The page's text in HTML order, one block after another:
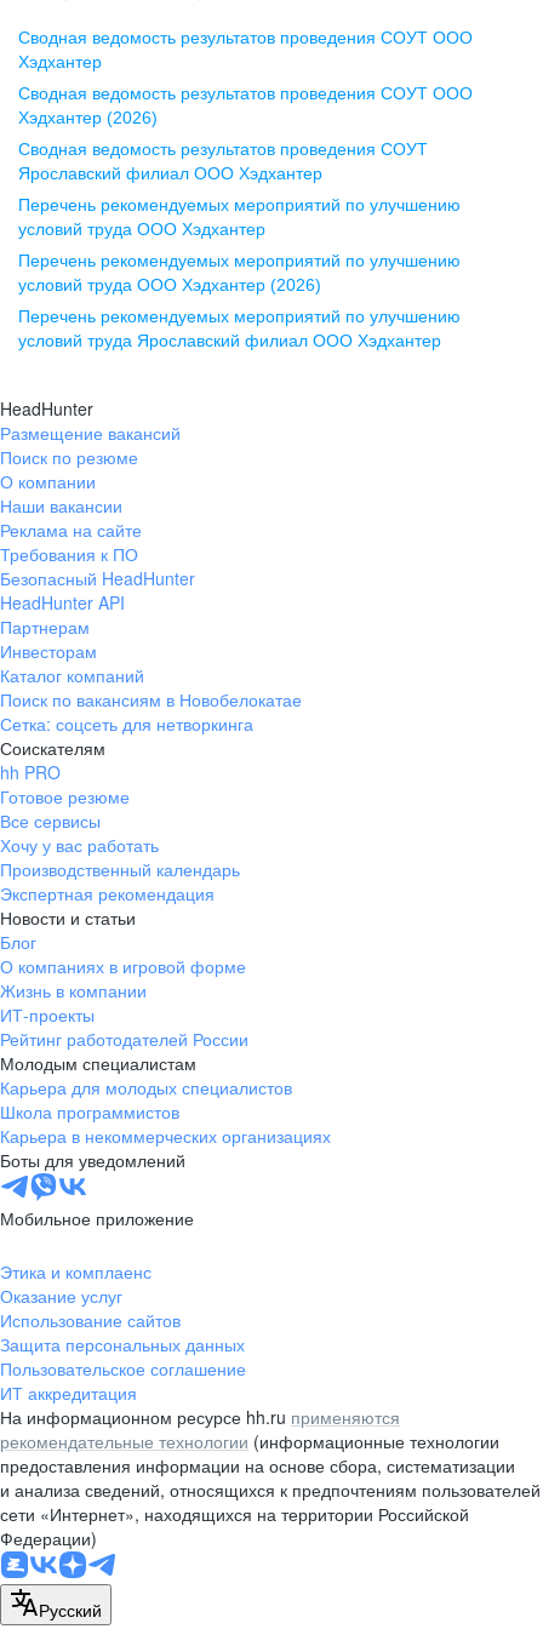
Воронеж
ул. Комиссаржевской, д. 10,
офис 1212
+7 473 280-05-05
pr@vrn.hh.ru
ул. Спартаковская, д. 2А, этаж 3,
помещение 15
+7 843 212-12-50
Екатеринбург
ул. Боевых Дружин, стр. 20,
+7 343 226-79-99
pr@ural.hh.ru
ул. Янковского, д. 169, 7 этаж,
706 каб.
+7 861 205-55-57
pr@krd.hh.ru
Владивосток
пер. Ланинский д. 4, офис 3.4
+7 423 202-33-28
pr@dv.hh.ru
Новосибирск
ул. Большевистская, д. 35,
помещение 21
+7 383 207-94-64
pr@nsk.hh.ru
Минск
пр-т Дзержинского, д. 57,
10 этаж, помещение 45-1
pr@rabota.by
Алматы
пр. Абая, д. 151, БЦ Алатау,
12 этаж, офис 1209
+7 727 232-13-13
pr@headhunter.com.kz
Сводная ведомость результатов проведения СОУТ ООО
Хэдхантер
Сводная ведомость результатов проведения СОУТ ООО
Хэдхантер (2026)
Сводная ведомость результатов проведения СОУТ
Ярославский филиал ООО Хэдхантер
Перечень рекомендуемых мероприятий по улучшению
условий труда ООО Хэдхантер
Перечень рекомендуемых мероприятий по улучшению
условий труда ООО Хэдхантер (2026)
Перечень рекомендуемых мероприятий по улучшению
условий труда Ярославский филиал ООО Хэдхантер
HeadHunter
Размещение вакансий
Поиск по резюме
О компании
Наши вакансии
Реклама на сайте
Требования к ПО
Безопасный HeadHunter
HeadHunter API
Партнерам
Инвесторам
Каталог компаний
Поиск по вакансиям в Новобелокатае
Сетка: соцсеть для нетворкинга
Соискателям
hh PRO
Готовое резюме
Все сервисы
Хочу у вас работать
Производственный календарь
Экспертная рекомендация
Новости и статьи
Блог
О компаниях в игровой форме
Жизнь в компании
ИТ-проекты
Рейтинг работодателей России
Молодым специалистам
Карьера для молодых специалистов
Школа программистов
Карьера в некоммерческих организациях
Боты для уведомлений
Мобильное приложение
Этика и комплаенс
Оказание услуг
Использование сайтов
Защита персональных данных
Пользовательское соглашение
ИТ аккредитация
На информационном ресурсе hh.ru применяются
рекомендательные технологии (информационные технологии
предоставления информации на основе сбора, систематизации
и анализа сведений, относящихся к предпочтениям пользователей
сети «Интернет», находящихся на территории Российской
Федерации)
Русский